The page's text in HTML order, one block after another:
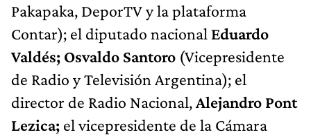
Pakapaka, DeporTV y la plataforma
Contar); el diputado nacional Eduardo
Valdés; Osvaldo Santoro (Vicepresidente
de Radio y Televisión Argentina); el
director de Radio Nacional,Alejandro Pont
Lezica; el vicepresidente de la Cámara